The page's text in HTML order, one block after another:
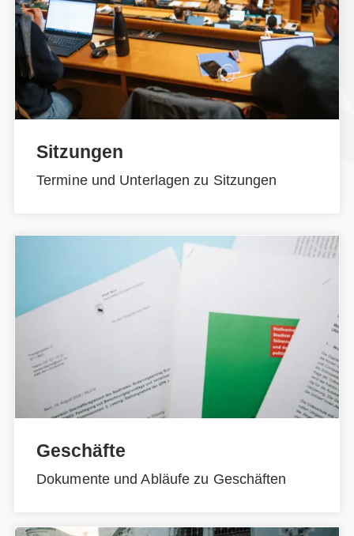
Sitzungen
Termine und Unterlagen zu Sitzungen
Geschäfte
Dokumente und Abläufe zu Geschäften